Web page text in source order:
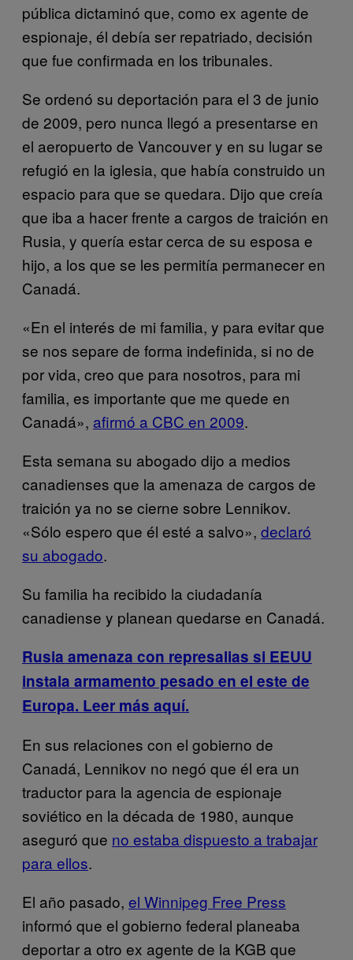
pública dictaminó que, como ex agente de
espionaje, él debía ser repatriado, decisión
que fue confirmada en los tribunales.
Se ordenó su deportación para el 3 de junio
de 2009, pero nunca llegó a presentarse en
el aeropuerto de Vancouver y en su lugar se
refugió en la iglesia, que había construido un
espacio para que se quedara. Dijo que creía
que iba a hacer frente a cargos de traición en
Rusia, y quería estar cerca de su esposa e
hijo, a los que se les permitía permanecer en
Canadá.
«En el interés de mi familia, y para evitar que
se nos separe de forma indefinida, si no de
por vida, creo que para nosotros, para mi
familia, es importante que me quede en
Canadá», afirmó a CBC en 2009.
Esta semana su abogado dijo a medios
canadienses que la amenaza de cargos de
traición ya no se cierne sobre Lennikov.
«Sólo espero que él esté a salvo», declaró
su abogado.
Su familia ha recibido la ciudadanía
canadiense y planean quedarse en Canadá.
Rusia amenaza con represalias si EEUU
instala armamento pesado en el este de
Europa. Leer más aquí.
En sus relaciones con el gobierno de
Canadá, Lennikov no negó que él era un
traductor para la agencia de espionaje
soviético en la década de 1980, aunque
aseguró que no estaba dispuesto a trabajar
para ellos.
El año pasado, el Winnipeg Free Press
informó que el gobierno federal planeaba
deportar a otro ex agente de la KGB que